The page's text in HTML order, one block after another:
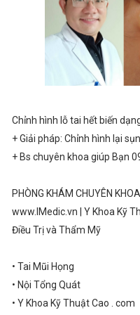
Chỉnh hình lỗ tai hết biến dạng
+ Giải pháp: Chỉnh hình lại
+ Bs chuyên khoa giúp Bạn
PHÒNG KHÁM CHUYÊN
www.IMedic.vn | Y Khoa Kỹ
Điều Trị và Thẩm Mỹ
• Tai Mũi Họng
• Nội Tổng Quát
• Y Khoa Kỹ Thuật Cao . com